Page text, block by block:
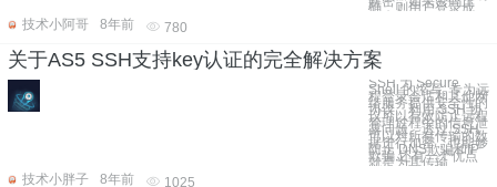
确，则用户登录成
技术小阿哥
8年前 780
关于AS5 SSH支持key认证的完全解决方案
SSH 为 Secure
Shell 的缩写, 专为远
程登录会话和其他网
络服务提供安全性的
协议。利用 SSH 协
议可以有效防止远程
管理过程中的信息泄
露问题。透过 SSH
可以对所有传输的数
据进行加密，也能够
防止 DNS欺骗和IP
欺骗.还有一个优点
就是为其传输
技术小胖子
8年前 1025